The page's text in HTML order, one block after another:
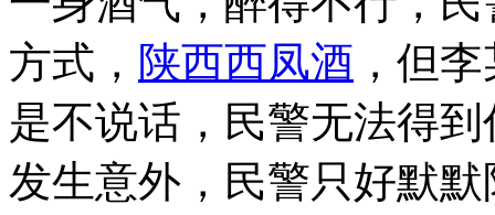
方式， 陕西西凤酒 ，但
是不说话，民警无法得
发生意外，民警只好默